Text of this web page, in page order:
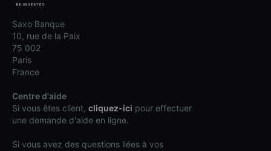
Saxo Banque
10, rue de la Paix
75 002
Paris
France
Centre d'aide
Si vous êtes client, cliquez-ici pour effectuer
une demande d'aide en ligne.
Si vous avez des questions liées à vos